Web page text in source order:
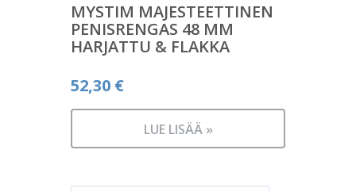
MYSTIM MAJESTEETTINEN
PENISRENGAS 48 MM
HARJATTU & FLAKKA
52,30 €
LUE LISÄÄ »